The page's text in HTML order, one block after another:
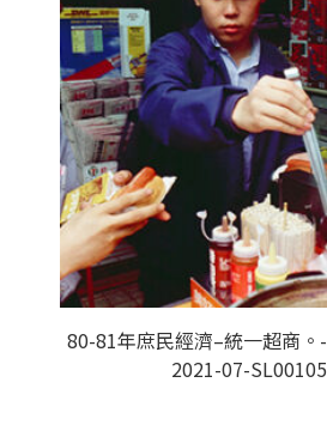
80-81年庶民經濟–統一超商。
2021-07-